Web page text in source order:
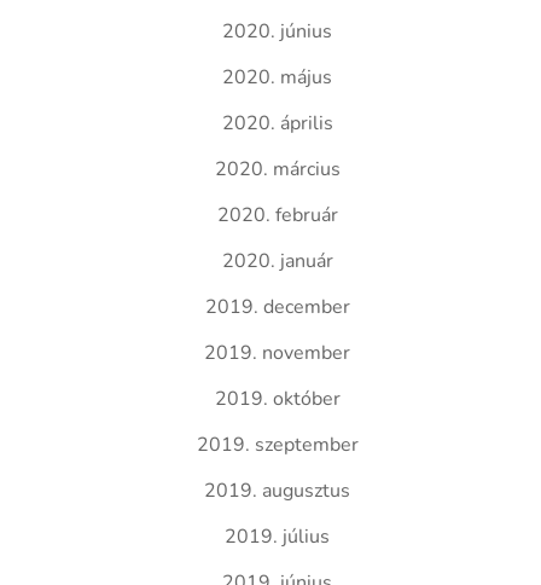
2020. június
2020. május
2020. április
2020. március
2020. február
2020. január
2019. december
2019. november
2019. október
2019. szeptember
2019. augusztus
2019. július